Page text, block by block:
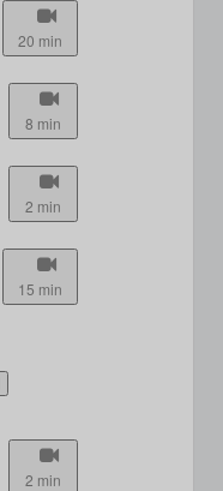
20 min
8 min
2 min
15 min
2 min